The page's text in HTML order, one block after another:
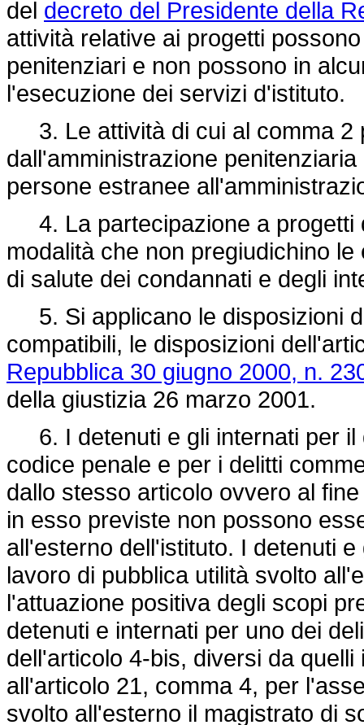
del decreto del Presidente della
attività relative ai progetti
penitenziari e non possono in
l'esecuzione dei servizi d'istituto.
3. Le attività di cui al comma 2
dall'amministrazione
persone estranee
4. La partecipazione a progetti
modalità che non pregiudichino
di salute dei condannati e degli
5. Si applicano le disposizioni
compatibili, le disposizioni
Repubblica 30 giugno 2000, n.
della giustizia 26 marzo 2001.
6. I detenuti e gli internati per il
codice penale e per i delitti
dallo stesso articolo ovvero al
in esso previste non possono
all'esterno dell'istituto. I detenuti
lavoro di pubblica utilità svolto
l'attuazione positiva degli scopi
detenuti e internati per uno dei
dell'articolo 4-bis, diversi da
all'articolo 21, comma 4, per
svolto all'esterno il magistrato di